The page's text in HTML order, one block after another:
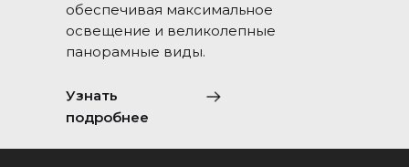
Узнать
подробнее
обеспечивая максимальное
освещение и великолепные
панорамные виды.